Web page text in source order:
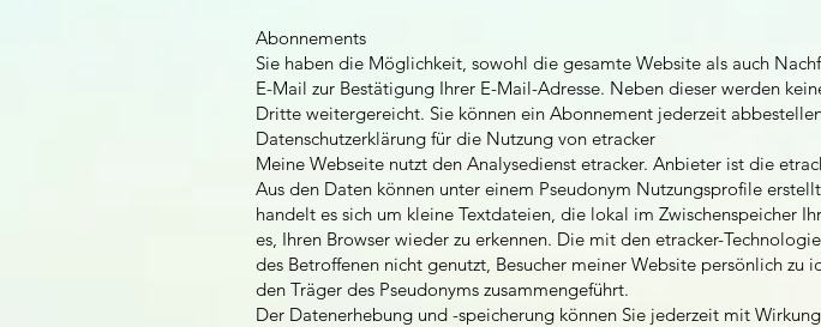
Abonnements
Sie haben die Möglichkeit, sowohl die gesamte Website als auch
E-Mail zur Bestätigung Ihrer E-Mail-Adresse. Neben dieser werden
Dritte weitergereicht. Sie können ein Abonnement jederzeit
Datenschutzerklärung für die Nutzung von etracker
Meine Webseite nutzt den Analysedienst etracker. Anbieter ist die
Aus den Daten können unter einem Pseudonym Nutzungsprofile
handelt es sich um kleine Textdateien, die lokal im Zwischenspeicher
es, Ihren Browser wieder zu erkennen. Die mit den etracker-
des Betroffenen nicht genutzt, Besucher meiner Website persönlich
den Träger des Pseudonyms zusammengeführt.
Der Datenerhebung und -speicherung können Sie jederzeit mit